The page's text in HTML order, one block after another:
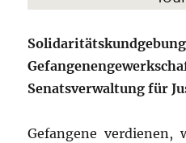
Senatsverwaltung für
Gefangene verdienen,